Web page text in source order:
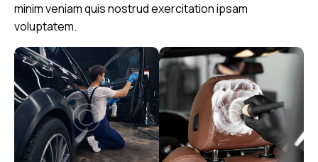
minim veniam quis nostrud exercitation ipsam
voluptatem.